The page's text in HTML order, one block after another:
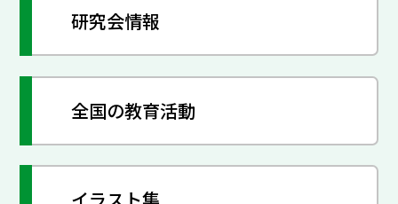
研究会情報
全国の教育活動